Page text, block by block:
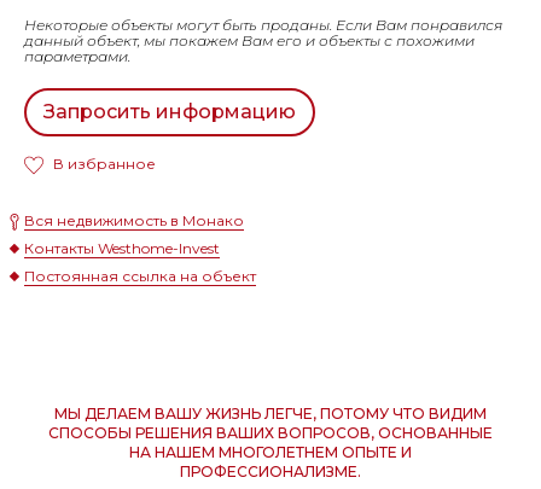
Некоторые объекты могут быть проданы. Если Вам понравился
данный объект, мы покажем Вам его и объекты с похожими
параметрами.
Запросить информацию
В избранное
Вся недвижимость в Монако
Контакты Westhome-Invest
Постоянная ссылка на объект
МЫ ДЕЛАЕМ ВАШУ ЖИЗНЬ ЛЕГЧЕ, ПОТОМУ ЧТО ВИДИМ
СПОСОБЫ РЕШЕНИЯ ВАШИХ ВОПРОСОВ, ОСНОВАННЫЕ
НА НАШЕМ МНОГОЛЕТНЕМ ОПЫТЕ И
ПРОФЕССИОНАЛИЗМЕ.